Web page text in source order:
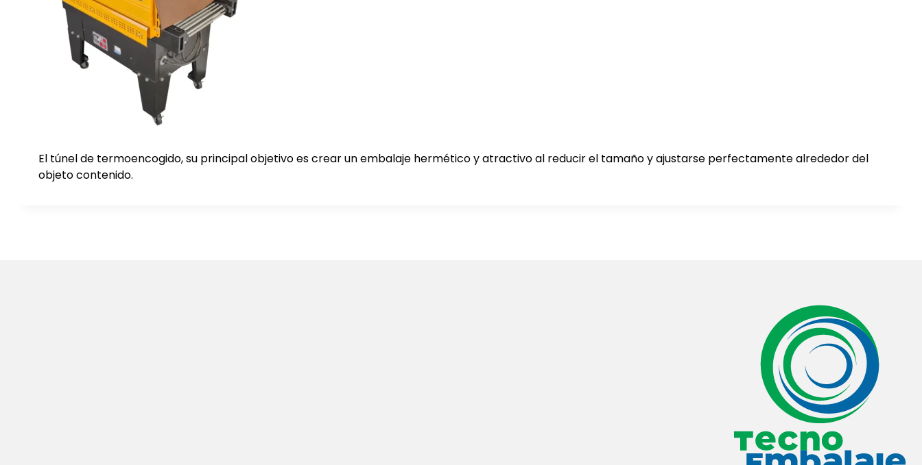
El túnel de termoencogido, su principal objetivo es crear un embalaje hermético y atractivo al reducir el tamaño y ajustarse perfectamente alrededor del
objeto contenido.